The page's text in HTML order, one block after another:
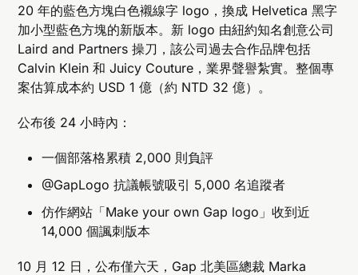
20 年的藍色方塊白色襯線字 logo，換成 Helvetica 黑字
加小型藍色方塊的新版本。新 logo 由紐約知名創意公司
Laird and Partners 操刀，該公司過去合作品牌包括
Calvin Klein 和 Juicy Couture，業界聲譽紮實。整個專
案估算成本約 USD 1 億（約 NTD 32 億）。
公布後 24 小時內：
一個部落格累積 2,000 則負評
@GapLogo 抗議帳號吸引 5,000 名追蹤者
仿作網站「Make your own Gap logo」收到近
14,000 個諷刺版本
10 月 12 日，公布僅六天，Gap 北美區總裁 Marka